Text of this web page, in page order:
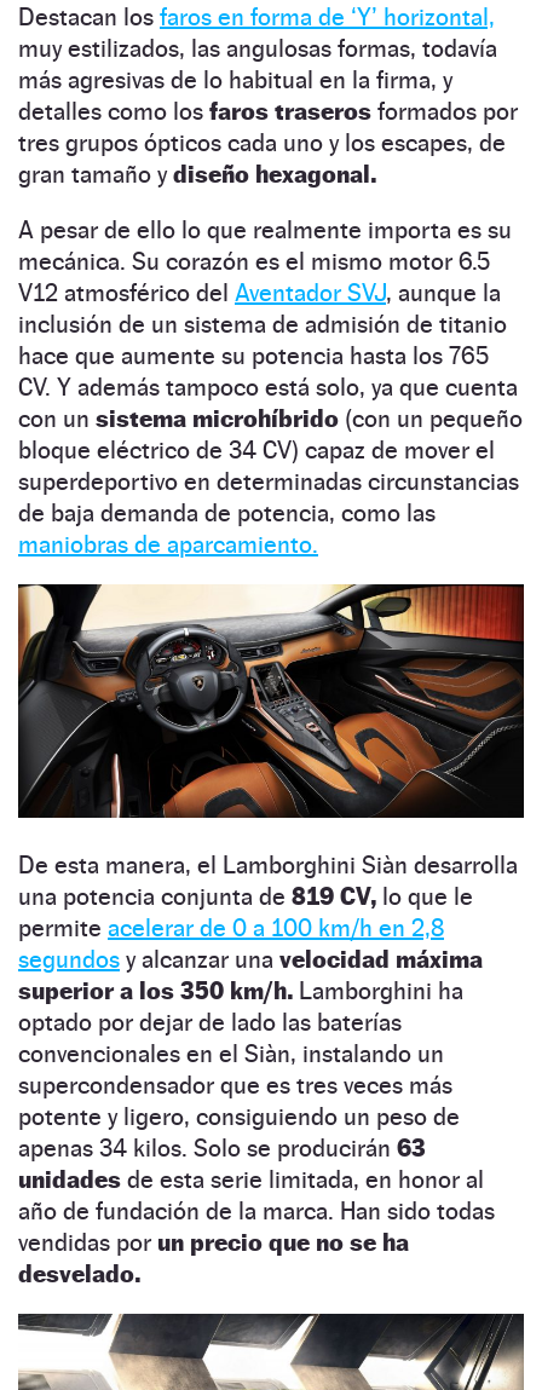
Destacan los faros en forma de ‘Y’ horizontal,
muy estilizados, las angulosas formas, todavía
más agresivas de lo habitual en la firma, y
detalles como los faros traseros formados por
tres grupos ópticos cada uno y los escapes, de
gran tamaño ydiseño hexagonal.
A pesar de ello lo que realmente importa es su
mecánica. Su corazón es el mismo motor 6.5
V12 atmosférico del Aventador SVJ, aunque la
inclusión de un sistema de admisión de titanio
hace que aumente su potencia hasta los 765
CV. Y además tampoco está solo, ya que cuenta
con un sistema microhíbrido (con un pequeño
bloque eléctrico de 34 CV) capaz de mover el
superdeportivo en determinadas circunstancias
de baja demanda de potencia, como las
maniobras de aparcamiento.
De esta manera, el Lamborghini Siàn desarrolla
una potencia conjunta de 819 CV, lo que le
permite acelerar de 0 a 100 km/h en 2,8
segundos y alcanzar una velocidad máxima
superior a los 350 km/h. Lamborghini ha
optado por dejar de lado las baterías
convencionales en el Siàn, instalando un
supercondensador que es tres veces más
potente y ligero, consiguiendo un peso de
apenas 34 kilos. Solo se producirán 63
unidades de esta serie limitada, en honor al
año de fundación de la marca. Han sido todas
vendidas por un precio que no se ha
desvelado.